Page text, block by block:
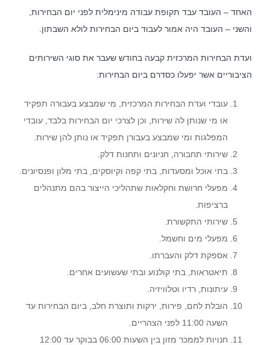
האחד – העובד עבד תקופת עבודה מינימלית לפני יום הבחירות,
והשני – העובד היה אמור לעבוד ביום הבחירות לולא השבתון.
ועדת הבחירות המרכזית קבעה בחודש שעבר את סוגי השירותים
הציבוריים אשר יפעלו כסדרם ביום הבחירות:
עובדי ועדת הבחירות המרכזית, מי שמבצע בעבורה תפקיד
או מי שנותן לה שירות, וכן לצרכי יום הבחירות בלבד, עובדי
המפלגות ומי שמבצע בעבורן תפקיד או נותן להן שירות.
שירותי תחבורה, חניונים ותחנות דלק.
בתי אוכל ומסעדות, בתי קפה וקיוסקים, בתי מלון ופנסיונים.
מפעלי חרושת וחקלאות שתהליכי הייצור בהם מתנהלים
ברציפות.
שירותי התקשורת.
מפעלי מים וחשמל.
אספקת דלק והעברתו.
תיאטראות, בתי קולנוע ובתי שעשועים אחרים.
עיתונות, רדיו וטלוויזיה.
הובלת לחם, פירות, ירקות ותוצרת חלב, ביום הבחירות עד
השעה 11:00 לפני הצהריים.
חנויות לממכר מזון בין השעות 06:00 בבוקר עד 12:00